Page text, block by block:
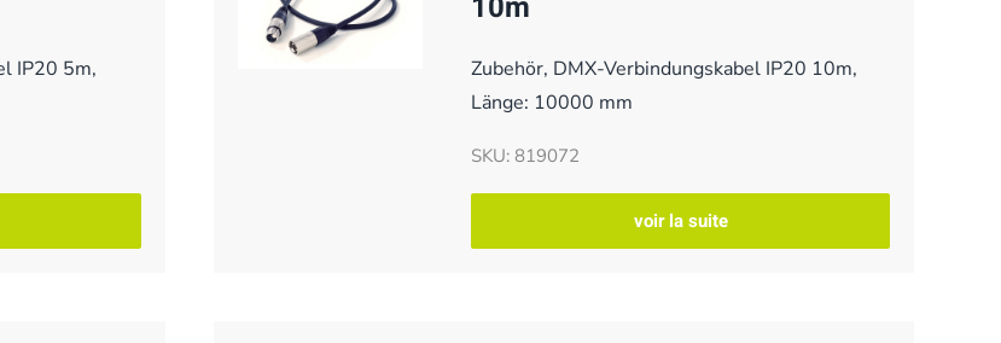
IP20 5m,
Zubehör, DMX-Verbindungskabel IP20 10m,
Länge: 10000 mm
SKU: 819072
voir la suite